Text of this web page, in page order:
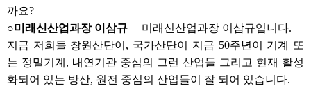
까요?
○미래신산업과장 이삼규
미래신산업과장 이삼규입니다.
지금 저희들 창원산단이, 국가산단이 지금 50주년이 기계 또
는 정밀기계, 내연기관 중심의 그런 산업들 그리고 현재 활성
화되어 있는 방산, 원전 중심의 산업들이 잘 되어 있습니다.